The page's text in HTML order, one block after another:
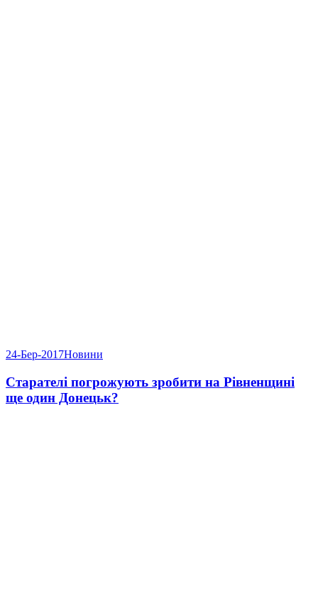
24-Бер-2017Новини
Старателі погрожують зробити на Рівненщині
ще один Донецьк?